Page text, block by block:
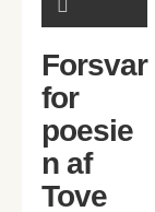
Forsvar
for
poesie
n af
Tove